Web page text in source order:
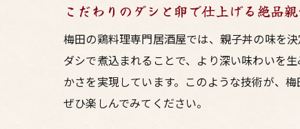
こだわりのダシと卵で仕上げる絶品
梅田の鶏料理専門居酒屋では、親子丼の味を
ダシで煮込まれることで、より深い味わいを
かさを実現しています。このような技術が、
ぜひ楽しんでみてください。